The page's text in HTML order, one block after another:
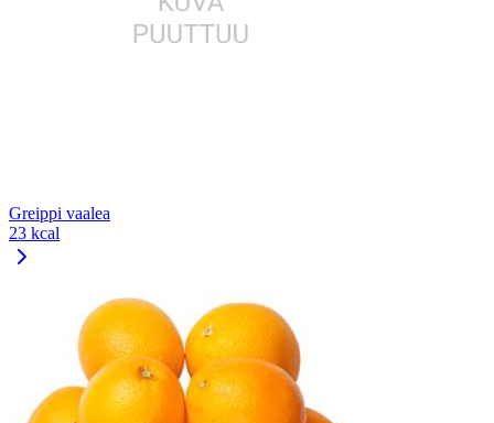
Greippi vaalea
23 kcal